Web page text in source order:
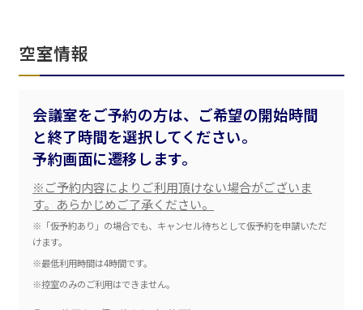
空室情報
会議室をご予約の方は、ご希望の開始時間
と終了時間を選択してください。
予約画面に遷移します。
※ご予約内容によりご利用頂けない場合がございま
す。あらかじめご了承ください。
※「仮予約あり」の場合でも、キャンセル待ちとして仮予約を申請いただ
けます。
※最低利用時間は4時間です。
※控室のみのご利用はできません。
ベルサール六本木グランドコンファレンスセンター
ベルサール六本木
ベルサール芝公園
ベルサール東京汐留コンファレンスセンター
ベルサール三田ガーデン
東京ガーデンシアター
ベルサール有明コンファレンスセンター
ベルサール羽田空港
日時
日付／開始・終了時間から選ぶ
時間単位で選ぶ
人数／レイアウト※複数選択可能